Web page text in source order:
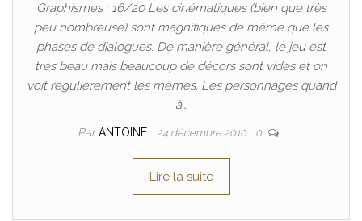
Graphismes : 16/20 Les cinématiques (bien que très
peu nombreuse) sont magnifiques de même que les
phases de dialogues. De manière général, le jeu est
très beau mais beaucoup de décors sont vides et on
voit régulièrement les mêmes. Les personnages quand
à…
ParANTOINE 24 décembre 2010 0
Lire la suite